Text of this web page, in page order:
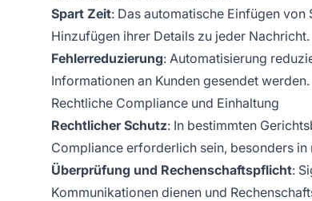
Spart Zeit: Das automatische Einfügen
Hinzufügen ihrer Details zu jeder Nachricht.
Fehlerreduzierung: Automatisierung
Informationen an Kunden gesendet werden.
Rechtliche Compliance und Einhaltung
Rechtlicher Schutz: In bestimmten
Compliance erforderlich sein, besonders in
Überprüfung und Rechenschaftspflicht:
Kommunikationen dienen und